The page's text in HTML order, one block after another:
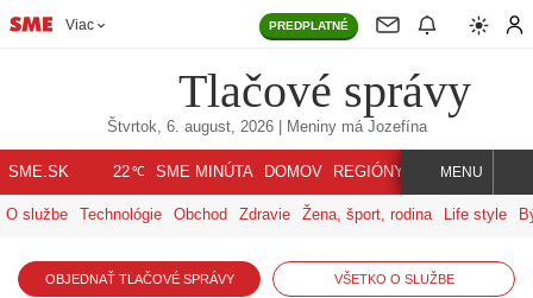
Viac PREDPLATNÉ
Tlačové správy
Štvrtok, 6. august, 2026| Meniny má Jozefína
SME.SK 22℃ SME MINÚTA DOMOV REGIÓNY INDEX SVET
MENU
O službe Technológie Obchod Zdravie Žena, šport, rodina Life style
OBJEDNAŤ TLAČOVÉ SPRÁVY VŠETKO O SLUŽBE